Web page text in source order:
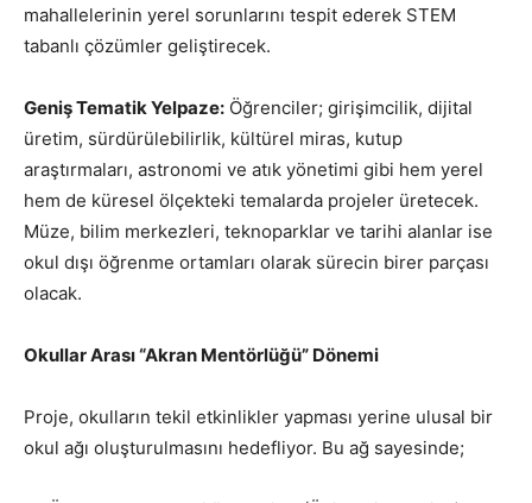
mahallelerinin yerel sorunlarını tespit ederek STEM
tabanlı çözümler geliştirecek.
Geniş Tematik Yelpaze: Öğrenciler; girişimcilik, dijital
üretim, sürdürülebilirlik, kültürel miras, kutup
araştırmaları, astronomi ve atık yönetimi gibi hem yerel
hem de küresel ölçekteki temalarda projeler üretecek.
Müze, bilim merkezleri, teknoparklar ve tarihi alanlar ise
okul dışı öğrenme ortamları olarak sürecin birer parçası
olacak.
Okullar Arası “Akran Mentörlüğü” Dönemi
Proje, okulların tekil etkinlikler yapması yerine ulusal bir
okul ağı oluşturulmasını hedefliyor. Bu ağ sayesinde;